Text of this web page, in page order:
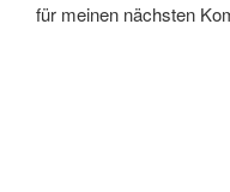
für meinen nächsten